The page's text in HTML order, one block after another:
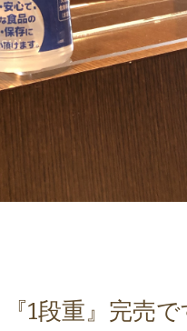
1段重』完売で